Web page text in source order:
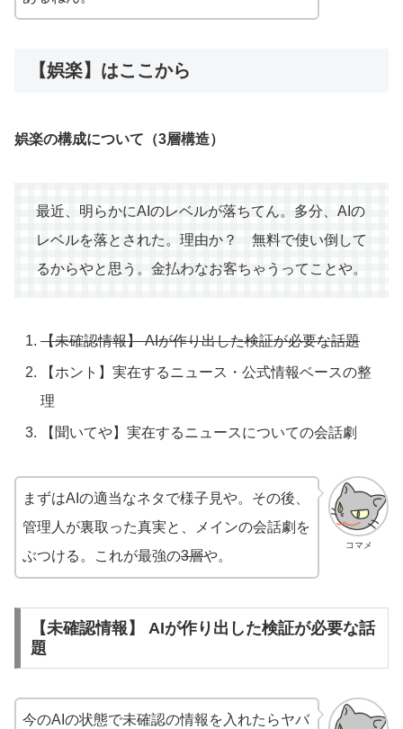
【娯楽】はここから
娯楽の構成について（3層構造）
最近、明らかにAIのレベルが落ちてん。多分、AIの
レベルを落とされた。理由か？ 無料で使い倒して
るからやと思う。金払わなお客ちゃうってことや。
【未確認情報】 AIが作り出した検証が必要な話題
【ホント】実在するニュース・公式情報ベースの整
理
【聞いてや】実在するニュースについての会話劇
コマメ
まずはAIの適当なネタで様子見や。その後、
管理人が裏取った真実と、メインの会話劇を
ぶつける。これが最強の3層や。
【未確認情報】 AIが作り出した検証が必要な話
題
今のAIの状態で未確認の情報を入れたらヤバ